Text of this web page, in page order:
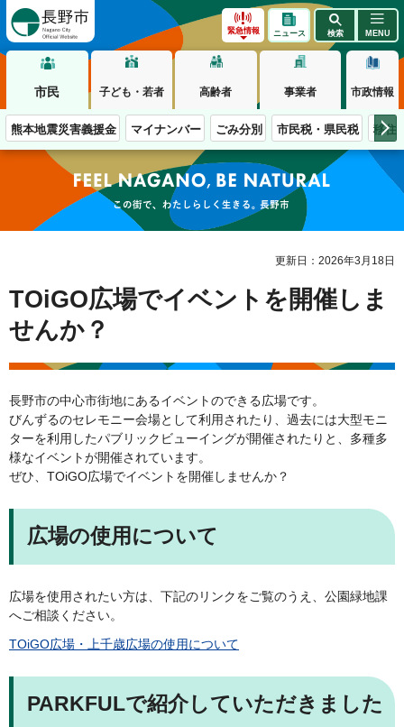
緊急情報 ニュース 検索 MENU
市民 子ども・若者 高齢者 事業者 市政情報
熊本地震災害義援金 マイナンバー ごみ分別 市民税・県民税 移住
この街で、わたしらしく生きる。長野市
更新日：2026年3月18日
TOiGO広場でイベントを開催しま
せんか？
長野市の中心市街地にあるイベントのできる広場です。
びんずるのセレモニー会場として利用されたり、過去には大型モニ
ターを利用したパブリックビューイングが開催されたりと、多種多
様なイベントが開催されています。
ぜひ、TOiGO広場でイベントを開催しませんか？
広場の使用について
広場を使用されたい方は、下記のリンクをご覧のうえ、公園緑地課
へご相談ください。
TOiGO広場・上千歳広場の使用について
PARKFULで紹介していただきました